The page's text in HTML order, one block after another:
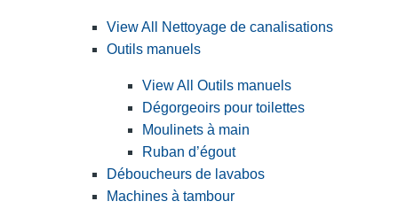
View All Nettoyage de canalisations
Outils manuels
View All Outils manuels
Dégorgeoirs pour toilettes
Moulinets à main
Ruban d’égout
Déboucheurs de lavabos
Machines à tambour